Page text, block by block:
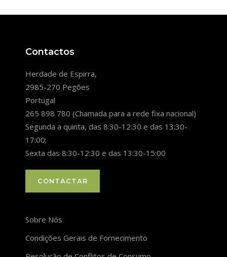
Contactos
Herdade de Espirra,
2985-270 Pegões
Portugal
265 898 780 (Chamada para a rede fixa nacional)
Segunda a quinta, das 8:30-12:30 e das 13:30-
17:00;
Sexta das 8:30-12:30 e das 13:30-15:00
CONTACTAR
Sobre Nós
Condições Gerais de Fornecimento